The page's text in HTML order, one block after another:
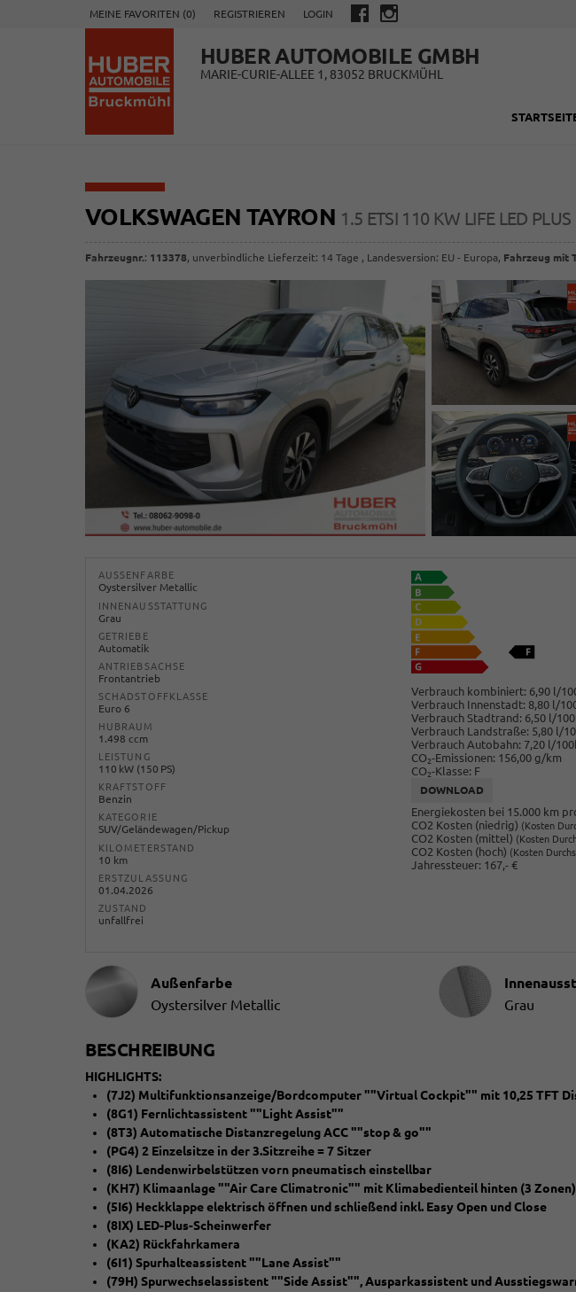
MEINE FAVORITEN (0) REGISTRIEREN LOGIN
HUBER AUTOMOBILE GMBH
MARIE-CURIE-ALLEE 1, 83052 BRUCKMÜHL
VOLKSWAGEN TAYRON 1.5 ETSI 110 KW LIFE LED
Fahrzeugnr.: 113378, unverbindliche Lieferzeit: 14 Tage , Landesversion: EU - Europa, Fahrzeug mit
AUSSENFARBE
Oystersilver Metallic
INNENAUSSTATTUNG
Grau
GETRIEBE
Automatik
ANTRIEBSACHSE
Frontantrieb
SCHADSTOFFKLASSE
Euro 6
HUBRAUM
1.498 ccm
LEISTUNG
110 kW (150 PS)
KRAFTSTOFF
Benzin
KATEGORIE
SUV/Geländewagen/Pickup
KILOMETERSTAND
10 km
ERSTZULASSUNG
01.04.2026
ZUSTAND
unfallfrei
Verbrauch kombiniert: 6,90 l/
Verbrauch Innenstadt: 8,80 l/
Verbrauch Stadtrand: 6,50 l/
Verbrauch Landstraße: 5,80 l/
Verbrauch Autobahn: 7,20 l/
CO2-Emissionen: 156,00 g/km
CO2-Klasse: F
DOWNLOAD
Energiekosten bei 15.000 km
CO2 Kosten (niedrig) (Kosten
CO2 Kosten (mittel) (Kosten
CO2 Kosten (hoch) (Kosten
Jahressteuer: 167,- €
Außenfarbe
Oystersilver Metallic
Innenausstattung
Grau
BESCHREIBUNG
HIGHLIGHTS:
(7J2) Multifunktionsanzeige/Bordcomputer ""Virtual Cockpit"" mit 10,25 TFT
(8G1) Fernlichtassistent ""Light Assist""
(8T3) Automatische Distanzregelung ACC ""stop & go""
(PG4) 2 Einzelsitze in der 3.Sitzreihe = 7 Sitzer
(8I6) Lendenwirbelstützen vorn pneumatisch einstellbar
(KH7) Klimaanlage ""Air Care Climatronic"" mit Klimabedienteil hinten (3 Zonen)
(5I6) Heckklappe elektrisch öffnen und schließend inkl. Easy Open und Close
(8IX) LED-Plus-Scheinwerfer
(KA2) Rückfahrkamera
(6I1) Spurhalteassistent ""Lane Assist""
(79H) Spurwechselassistent ""Side Assist"", Ausparkassistent und